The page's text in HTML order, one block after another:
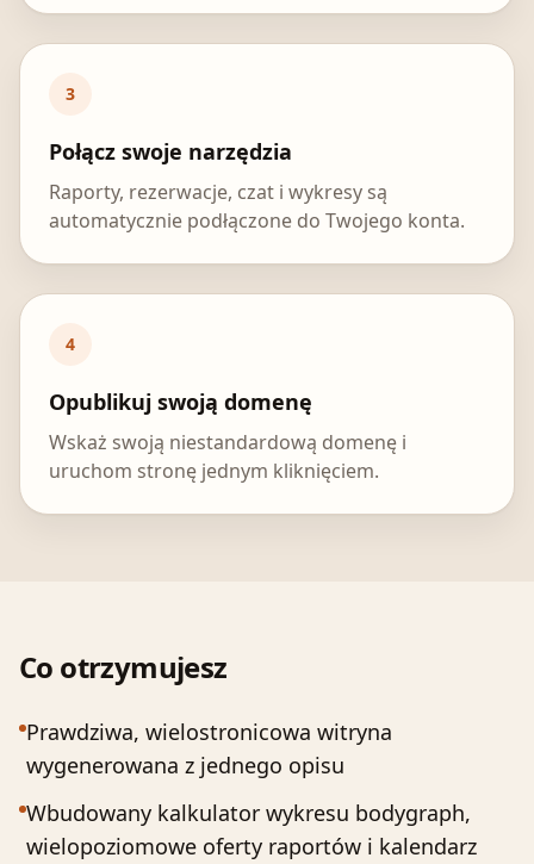
3
Połącz swoje narzędzia
Raporty, rezerwacje, czat i wykresy są
automatycznie podłączone do Twojego konta.
4
Opublikuj swoją domenę
Wskaż swoją niestandardową domenę i
uruchom stronę jednym kliknięciem.
Co otrzymujesz
Prawdziwa, wielostronicowa witryna
wygenerowana z jednego opisu
Wbudowany kalkulator wykresu bodygraph,
wielopoziomowe oferty raportów i kalendarz